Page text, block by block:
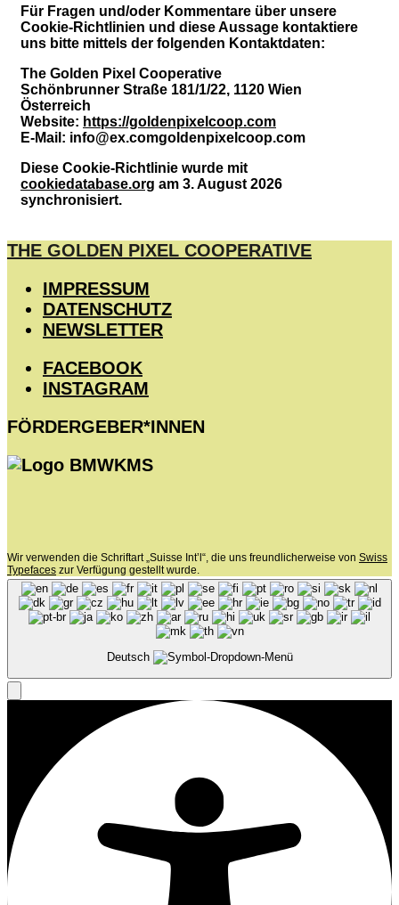
Für Fragen und/oder Kommentare über unsere
Cookie-Richtlinien und diese Aussage kontaktiere
uns bitte mittels der folgenden Kontaktdaten:
The Golden Pixel Cooperative
Schönbrunner Straße 181/1/22, 1120 Wien
Österreich
Website: https://goldenpixelcoop.com
E-Mail: info@ex.comgoldenpixelcoop.com
Diese Cookie-Richtlinie wurde mit
cookiedatabase.org am 3. August 2026
synchronisiert.
THE GOLDEN PIXEL COOPERATIVE
IMPRESSUM
DATENSCHUTZ
NEWSLETTER
FACEBOOK
INSTAGRAM
FÖRDERGEBER*INNEN
Wir verwenden die Schriftart „Suisse Int’l“, die uns freundlicherweise von Swiss
Typefaces zur Verfügung gestellt wurde.
Deutsch